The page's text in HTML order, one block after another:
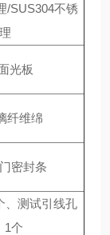
/SUS304不锈
光板
纤维绵
密封条
、测试引线孔
1个